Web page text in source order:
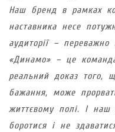
Наш бренд в рамках
наставника несе
аудиторії –
«Динамо» – це
реальний доказ того,
бажання, може
життєвому полі. І наш
боротися і не